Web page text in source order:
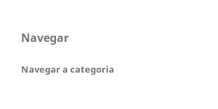
Navegar
Navegar a categoria